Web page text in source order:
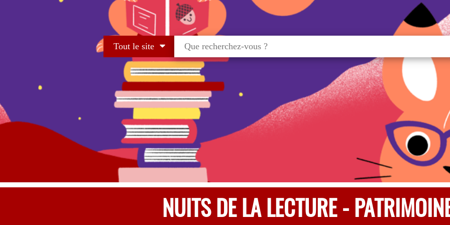
Tout le site
NUITS DE LA LECTURE -